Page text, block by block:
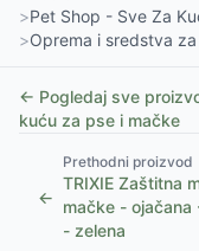
>Pet Shop - Sve Za
>Oprema i sredstva
← Pogledaj sve
kuću za pse i mačke
←
Prethodni proizvod
TRIXIE Zaštitna
mačke -
- zelena